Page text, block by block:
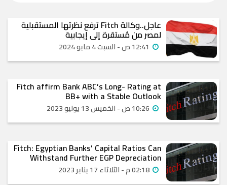
عاجل..وكالة Fitch ترفع نظرتها المستقبلية
لمصر من مُستقرة إلى إيجابية
Fitch affirm Bank ABC’s Long- Rating at
BB+ with a Stable Outlook
Fitch: Egyptian Banks’ Capital Ratios Can
Withstand Further EGP Depreciation